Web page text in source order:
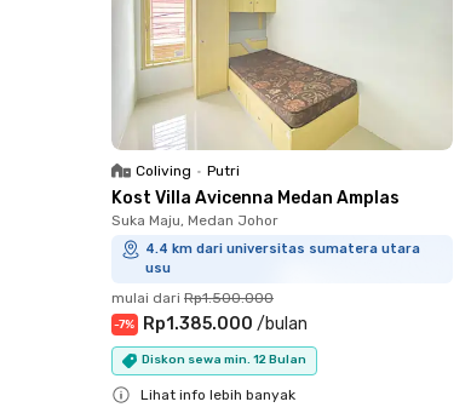
Coliving • Putri
Kost Villa Avicenna Medan Amplas
Suka Maju, Medan Johor
4.4 km dari universitas sumatera utara
usu
mulai dari Rp1.500.000
-7% Rp1.385.000 /bulan
Diskon sewa min. 12 Bulan
Lihat info lebih banyak